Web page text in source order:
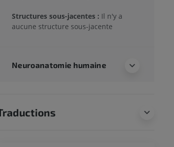
Structures sous-jacentes : Il n'y a
aucune structure sous-jacente
Neuroanatomie humaine